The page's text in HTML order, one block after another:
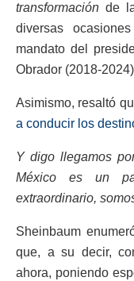
transformación de
diversas
mandato del
Obrador (2018-
Asimismo, resaltó
a conducir los
Y digo llegamos
México es un
extraordinario,
Sheinbaum
que, a su decir,
ahora, poniendo